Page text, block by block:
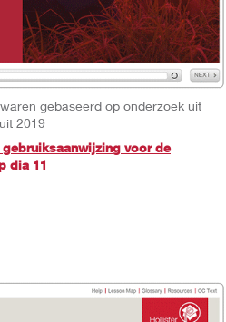
gebaseerd op onderzoek uit
2019
voor de
dia 11